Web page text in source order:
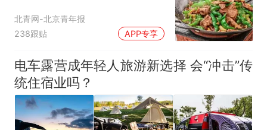
北青网-北京青年报
238跟贴
APP专享
电车露营成年轻人旅游新选择 会“冲击”传
统住宿业吗？